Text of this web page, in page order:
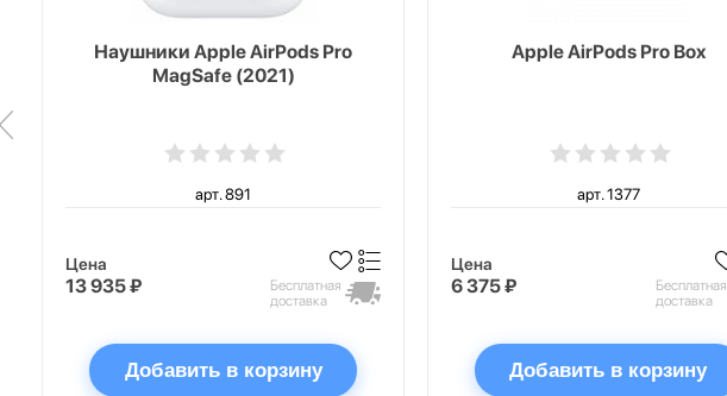
Наушники Apple AirPods Pro
MagSafe (2021)
арт. 891
Цена
13 935 ₽
Бесплатная
доставка
Добавить в корзину
Apple AirPods Pro Box
арт. 1377
Цена
6 375 ₽
Бесплатная
доставка
Добавить в корзину